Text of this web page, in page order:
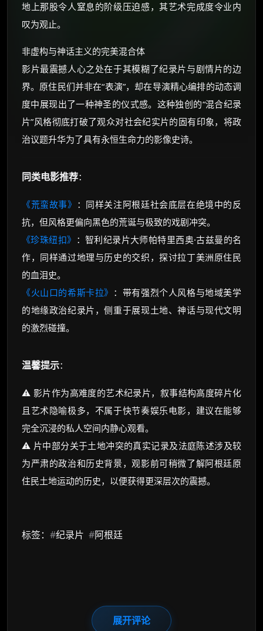
地上那股令人窒息的阶级压迫感，其艺术完成度令业内
叹为观止。
非虚构与神话主义的完美混合体
影片最震撼人心之处在于其模糊了纪录片与剧情片的边
界。原住民们并非在“表演”，却在导演精心编排的动态调
度中展现出了一种神圣的仪式感。这种独创的“混合纪录
片”风格彻底打破了观众对社会纪实片的固有印象，将政
治议题升华为了具有永恒生命力的影像史诗。
同类电影推荐：
《荒蛮故事》 ：同样关注阿根廷社会底层在绝境中的反
抗，但风格更偏向黑色的荒诞与极致的戏剧冲突。
《珍珠纽扣》 ：智利纪录片大师帕特里西奥·古兹曼的名
作，同样通过地理与历史的交织，探讨拉丁美洲原住民
的血泪史。
《火山口的希斯卡拉》 ：带有强烈个人风格与地域美学
的地缘政治纪录片，侧重于展现土地、神话与现代文明
的激烈碰撞。
温馨提示：
⚠️ 影片作为高难度的艺术纪录片，叙事结构高度碎片化
且艺术隐喻极多，不属于快节奏娱乐电影，建议在能够
完全沉浸的私人空间内静心观看。
⚠️ 片中部分关于土地冲突的真实记录及法庭陈述涉及较
为严肃的政治和历史背景，观影前可稍微了解阿根廷原
住民土地运动的历史，以便获得更深层次的震撼。
标签： #纪录片 #阿根廷
展开评论